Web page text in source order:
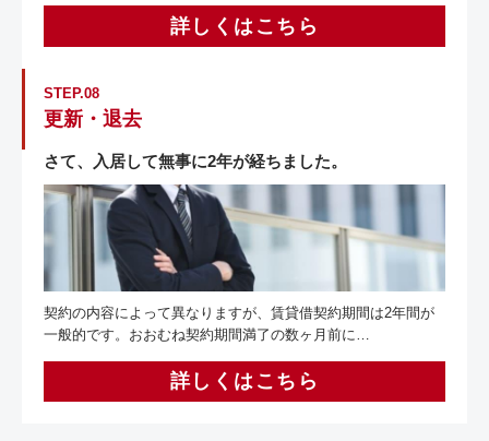
詳しくはこちら
STEP.08
更新・退去
さて、入居して無事に2年が経ちました。
契約の内容によって異なりますが、賃貸借契約期間は2年間が
一般的です。おおむね契約期間満了の数ヶ月前に…
詳しくはこちら